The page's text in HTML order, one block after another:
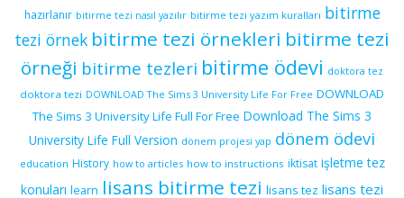
hazırlanır bitirme tezi nasıl yazılır bitirme tezi yazım kuralları bitirme
tezi örnek bitirme tezi örnekleri bitirme tezi
örneği bitirme tezleri bitirme ödevi doktora tez
doktora tezi DOWNLOAD The Sims 3 University Life For Free DOWNLOAD
The Sims 3 University Life Full For Free Download The Sims 3
University Life Full Version dönem projesi yap dönem ödevi
education History how to articles how to instructions iktisat işletme tez
konuları learn lisans bitirme tezi lisans tez lisans tezi